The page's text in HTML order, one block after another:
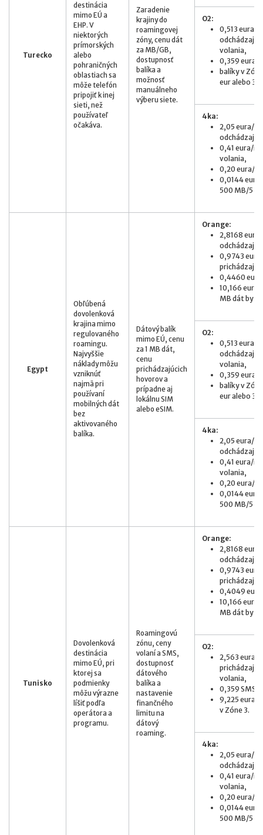
Turecko
destinácia
mimo EÚ a
EHP. V
niektorých
prímorských
alebo
pohraničných
oblastiach sa
môže telefón
pripojiť k inej
sieti, než
používateľ
očakáva.
Zaradenie
krajiny do
roamingovej
zóny, cenu dát
za MB/GB,
dostupnosť
balíka a
možnosť
manuálneho
výberu siete.
O2:
0,513 eura za
volania,
0,359 eura
balíky v
eur alebo 3
4ka:
2,05 eura/
0,41 eura/
volania,
0,20 eura/
0,0144 eur/
500 MB/5
Egypt
Obľúbená
dovolenková
krajina mimo
regulovaného
roamingu.
Najvyššie
náklady môžu
vzniknúť
najmä pri
používaní
mobilných dát
bez
aktivovaného
balíka.
Dátový balík
mimo EÚ, cenu
za 1 MB dát,
cenu
prichádzajúcich
hovorov a
prípadne aj
lokálnu SIM
alebo eSIM.
Orange:
2,8168 eur/
0,9743 eur/
0,4460 eur/
10,166 eur/
MB dát by
O2:
0,513 eura za
volania,
0,359 eura
balíky v
eur alebo 3
4ka:
2,05 eura/
0,41 eura/
volania,
0,20 eura/
0,0144 eur/
500 MB/5
Tunisko
Dovolenková
destinácia
mimo EÚ, pri
ktorej sa
podmienky
môžu výrazne
líšiť podľa
operátora a
programu.
Roamingovú
zónu, ceny
volaní a SMS,
dostupnosť
dátového
balíka a
nastavenie
finančného
limitu na
dátový
roaming.
Orange:
2,8168 eur/
0,9743 eur/
0,4049 eur/
10,166 eur/
MB dát by
O2:
2,563 eura
volania,
0,359 SMS/
9,225 eura/
v Zóne 3.
4ka:
2,05 eura/
0,41 eura/
volania,
0,20 eura/
0,0144 eur/
500 MB/5